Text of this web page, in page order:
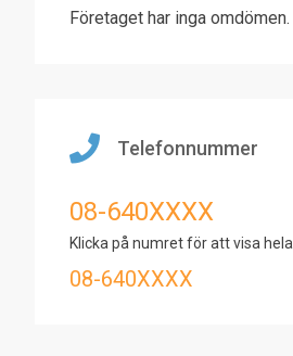
Företaget har inga omdömen.
Telefonnummer
08-640XXXX
Klicka på numret för att visa hela
08-640XXXX